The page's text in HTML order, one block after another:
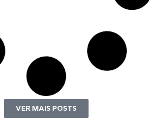
VER MAIS POSTS